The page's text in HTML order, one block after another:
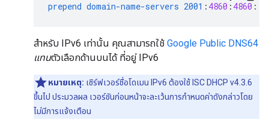
prepend domain-name-servers 2001 : 4860 : 4860 ::
สำหรับ IPv6 เท่านั้น คุณสามารถใช้ Google Public DNS64
แทนตัวเลือกด้านบนได้ ที่อยู่ IPv6
หมายเหตุ: เซิร์ฟเวอร์ชื่อโดเมน IPv6 ต้องใช้ ISC DHCP v4.3.6
ขึ้นไป ประมวลผล เวอร์ชันก่อนหน้าจะละเว้นการกำหนดค่าดังกล่าวโดย
ไม่มีการแจ้งเตือน